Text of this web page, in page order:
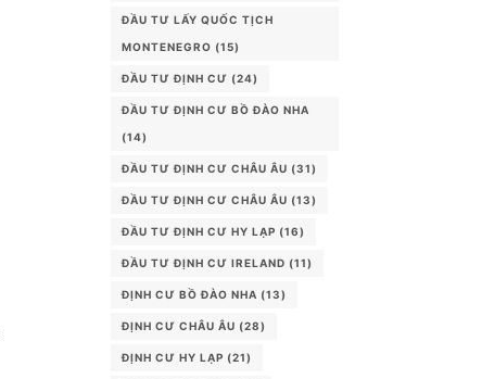
ĐẦU TƯ LẤY QUỐC TỊCH
MONTENEGRO (15)
ĐẦU TƯ ĐỊNH CƯ (24)
ĐẦU TƯ ĐỊNH CƯ BỒ ĐÀO NHA
(14)
ĐẦU TƯ ĐỊNH CƯ CHÂU ÂU (31)
ĐẦU TƯ ĐỊNH CƯ CHÂU ÂU (13)
ĐẦU TƯ ĐỊNH CƯ HY LẠP (16)
ĐẦU TƯ ĐỊNH CƯ IRELAND (11)
ĐỊNH CƯ BỒ ĐÀO NHA (13)
ĐỊNH CƯ CHÂU ÂU (28)
ĐỊNH CƯ HY LẠP (21)